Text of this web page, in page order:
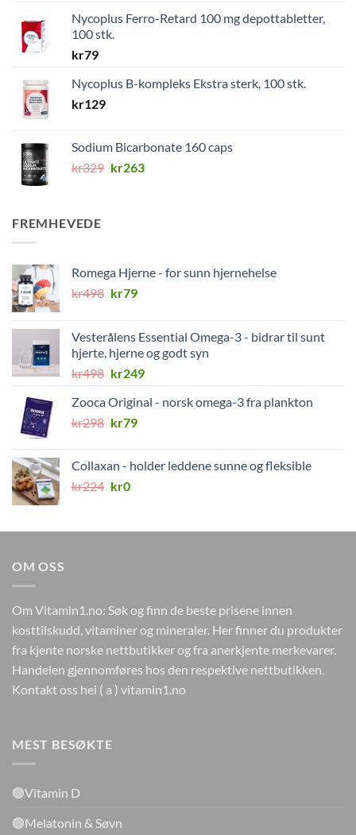
Nycoplus Ferro-Retard 100 mg depottabletter,
100 stk.
kr79
Nycoplus B-kompleks Ekstra sterk, 100 stk.
kr129
Sodium Bicarbonate 160 caps
kr329 Opprinnelig
kr263Nåværende
FREMHEVEDE
Romega Hjerne - for sunn hjernehelse
kr498 Opprinnelig
kr498.
kr79Nåværende
kr79.
Vesterålens Essential Omega-3 - bidrar til sunt
hjerte, hjerne og godt syn
kr498 Opprinnelig
var:
kr498.
kr249Nåværende
er:
Zooca Original - norsk omega-3 fra plankton
kr298 Opprinnelig
kr298.
kr79Nåværende
kr79.
Collaxan - holder leddene sunne og fleksible
kr224 Opprinnelig
kr224.
kr0Nåværende
kr0.
OM OSS
Om Vitamin1.no: Søk og finn de beste prisene innen
kosttilskudd, vitaminer og mineraler. Her finner du produkter
fra kjente norske nettbutikker og fra anerkjente merkevarer.
Handelen gjennomføres hos den respektive nettbutikken.
Kontakt oss hei ( a ) vitamin1.no
MEST BESØKTE
🟢Vitamin D
🟢Melatonin & Søvn